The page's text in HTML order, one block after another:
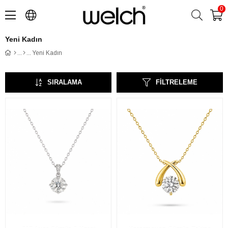
0
Yeni Kadın
Yeni Kadın
FILTRELEME
SIRALAMA